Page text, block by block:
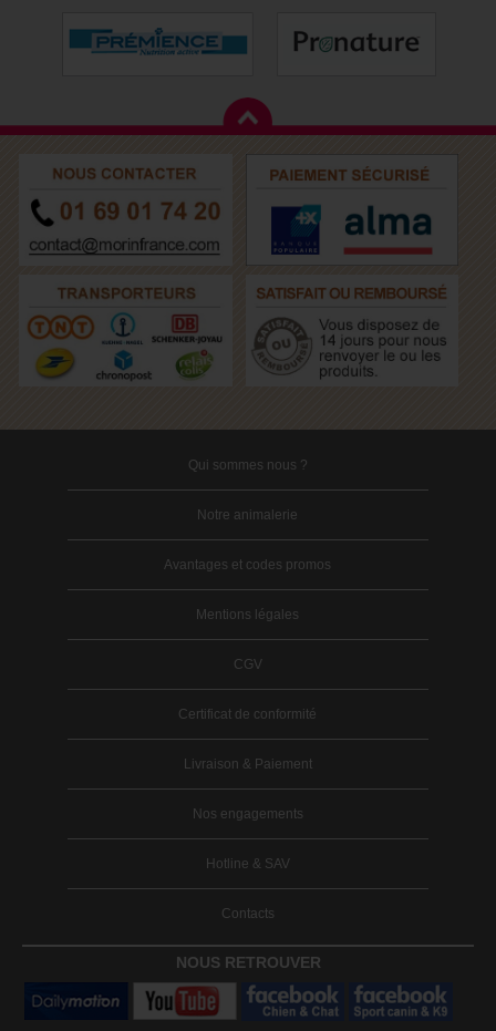
Qui sommes nous ?
Notre animalerie
Avantages et codes promos
Mentions légales
CGV
Certificat de conformité
Livraison & Paiement
Nos engagements
Hotline & SAV
Contacts
NOUS RETROUVER